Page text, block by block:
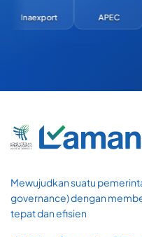
Inaexport APEC
Mewujudkan suatu
governance) dengan
tepat dan efisien